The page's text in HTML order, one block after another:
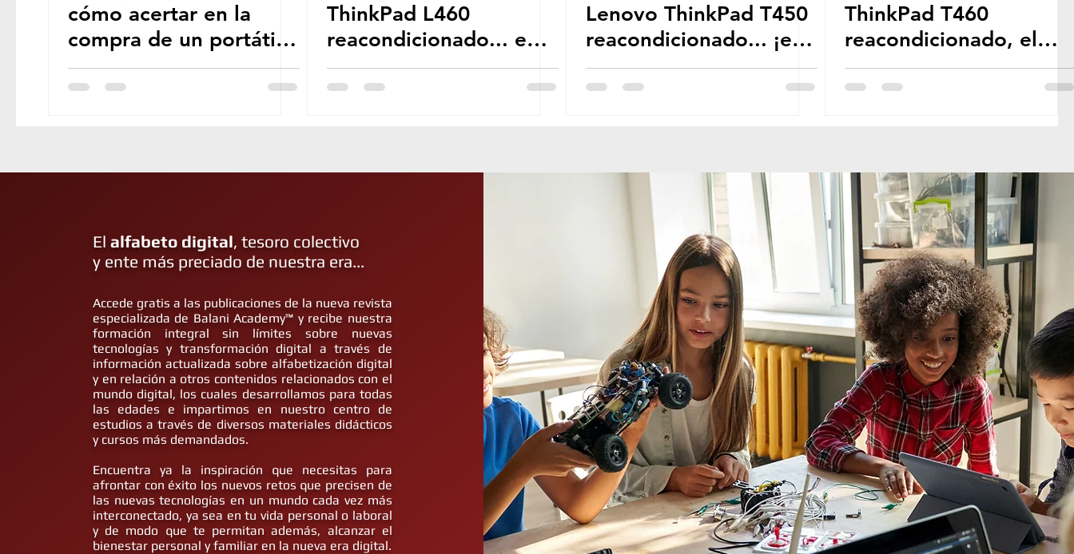
SUSCRIPCIONES EVENTOS MUNDO ACADÉMICO EMPRENDIMIENTO DIGITAL
MARKETING DIGITAL COMERCIO ELECTRÓNICO TECNOLOGÍA SOSTENIBLE
cómo acertar en la
compra de un portátil
para el colegio
ThinkPad L460
reacondicionado... en
este caso, lo barato
sale bueno
Lenovo ThinkPad T450
reacondicionado... ¡es
mejor de lo que
creíamos!
ThinkPad T460
reacondicionado, el
portátil ideal para
estudiantes y
El alfabeto digital, tesoro colectivo
y ente más preciado de nuestra era...
Accede gratis a las publicaciones de la nueva revista
especializada de Balani Academy™ y recibe nuestra
formación integral sin límites sobre nuevas
tecnologías y transformación digital a través de
información actualizada sobre alfabetización digital
y en relación a otros contenidos relacionados con el
mundo digital, los cuales desarrollamos para todas
las edades e impartimos en nuestro centro de
estudios a través de diversos materiales didácticos
y cursos más demandados.
Encuentra ya la inspiración que necesitas para
afrontar con éxito los nuevos retos que precisen de
las nuevas tecnologías en un mundo cada vez más
interconectado, ya sea en tu vida personal o laboral
y de modo que te permitan además, alcanzar el
bienestar personal y familiar en la nueva era digital.